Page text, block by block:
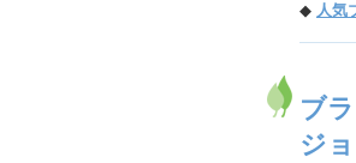
◆ 人気
ブ
ジ